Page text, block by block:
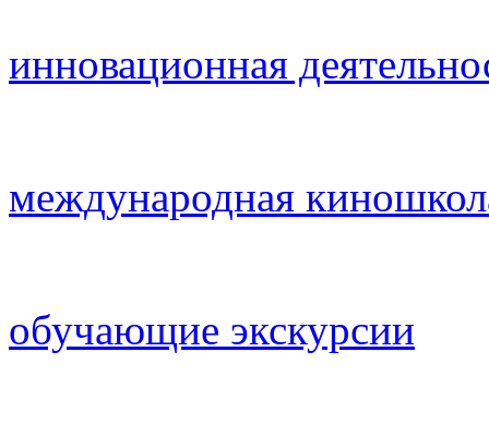
инновационная
международная
обучающие экскурсии